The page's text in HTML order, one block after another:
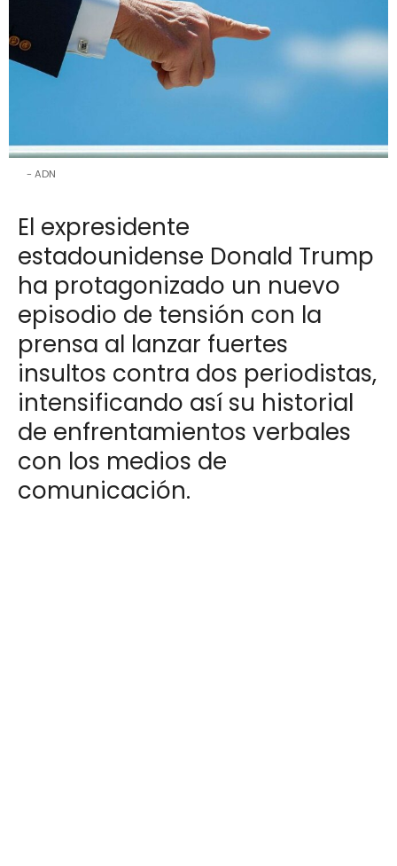
ADN
El expresidente
estadounidense Donald Trump
ha protagonizado un nuevo
episodio de tensión con la
prensa al lanzar fuertes
insultos contra dos periodistas,
intensificando así su historial
de enfrentamientos verbales
con los medios de
comunicación.